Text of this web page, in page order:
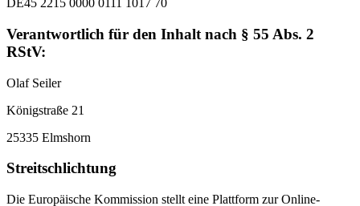
DE45 2215 0000 0111 1017 70
Verantwortlich für den Inhalt nach § 55 Abs. 2
RStV:
Olaf Seiler
Königstraße 21
25335 Elmshorn
Streitschlichtung
Die Europäische Kommission stellt eine Plattform zur Online-